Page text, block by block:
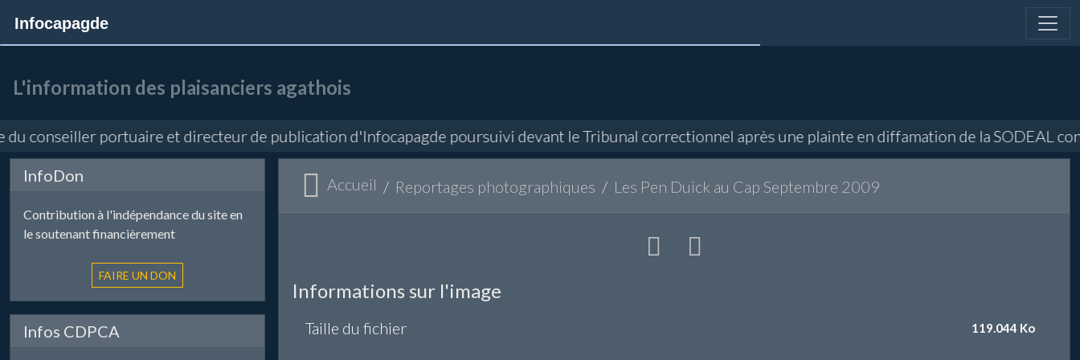
Infocapagde
L'information des plaisanciers agathois
conseiller portuaire et directeur de publication d'Infocapagde poursuivi devant le Tribunal correctionnel après une plainte en diffamation de la SODEAL
InfoDon
Contribution à l'indépendance du site en
le soutenant financièrement
Infos CDPCA
Accueil Reportages photographiques Les Pen Duick au Cap Septembre 2009
Informations sur l'image
Taille du fichier 119.044 Ko